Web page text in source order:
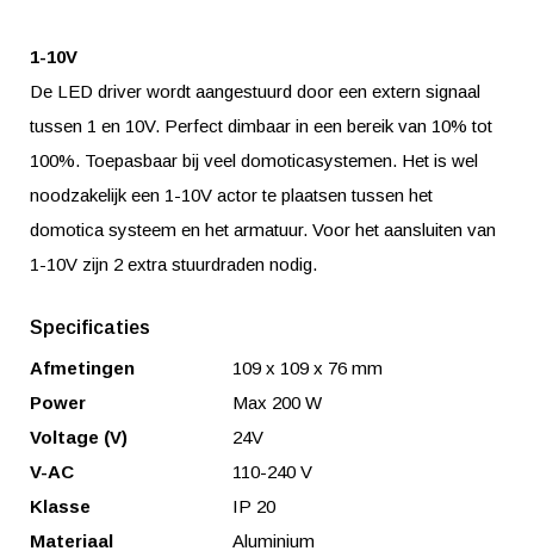
1-10V
De LED driver wordt aangestuurd door een extern signaal
tussen 1 en 10V. Perfect dimbaar in een bereik van 10% tot
100%. Toepasbaar bij veel domoticasystemen. Het is wel
noodzakelijk een 1-10V actor te plaatsen tussen het
domotica systeem en het armatuur. Voor het aansluiten van
1-10V zijn 2 extra stuurdraden nodig.
Specificaties
Afmetingen
109 x 109 x 76 mm
Power
Max 200 W
Voltage (V)
24V
V-AC
110-240 V
Klasse
IP 20
Materiaal
Aluminium